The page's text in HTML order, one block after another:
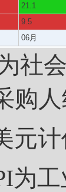
21.1
9.5
06月
社
购
计
工